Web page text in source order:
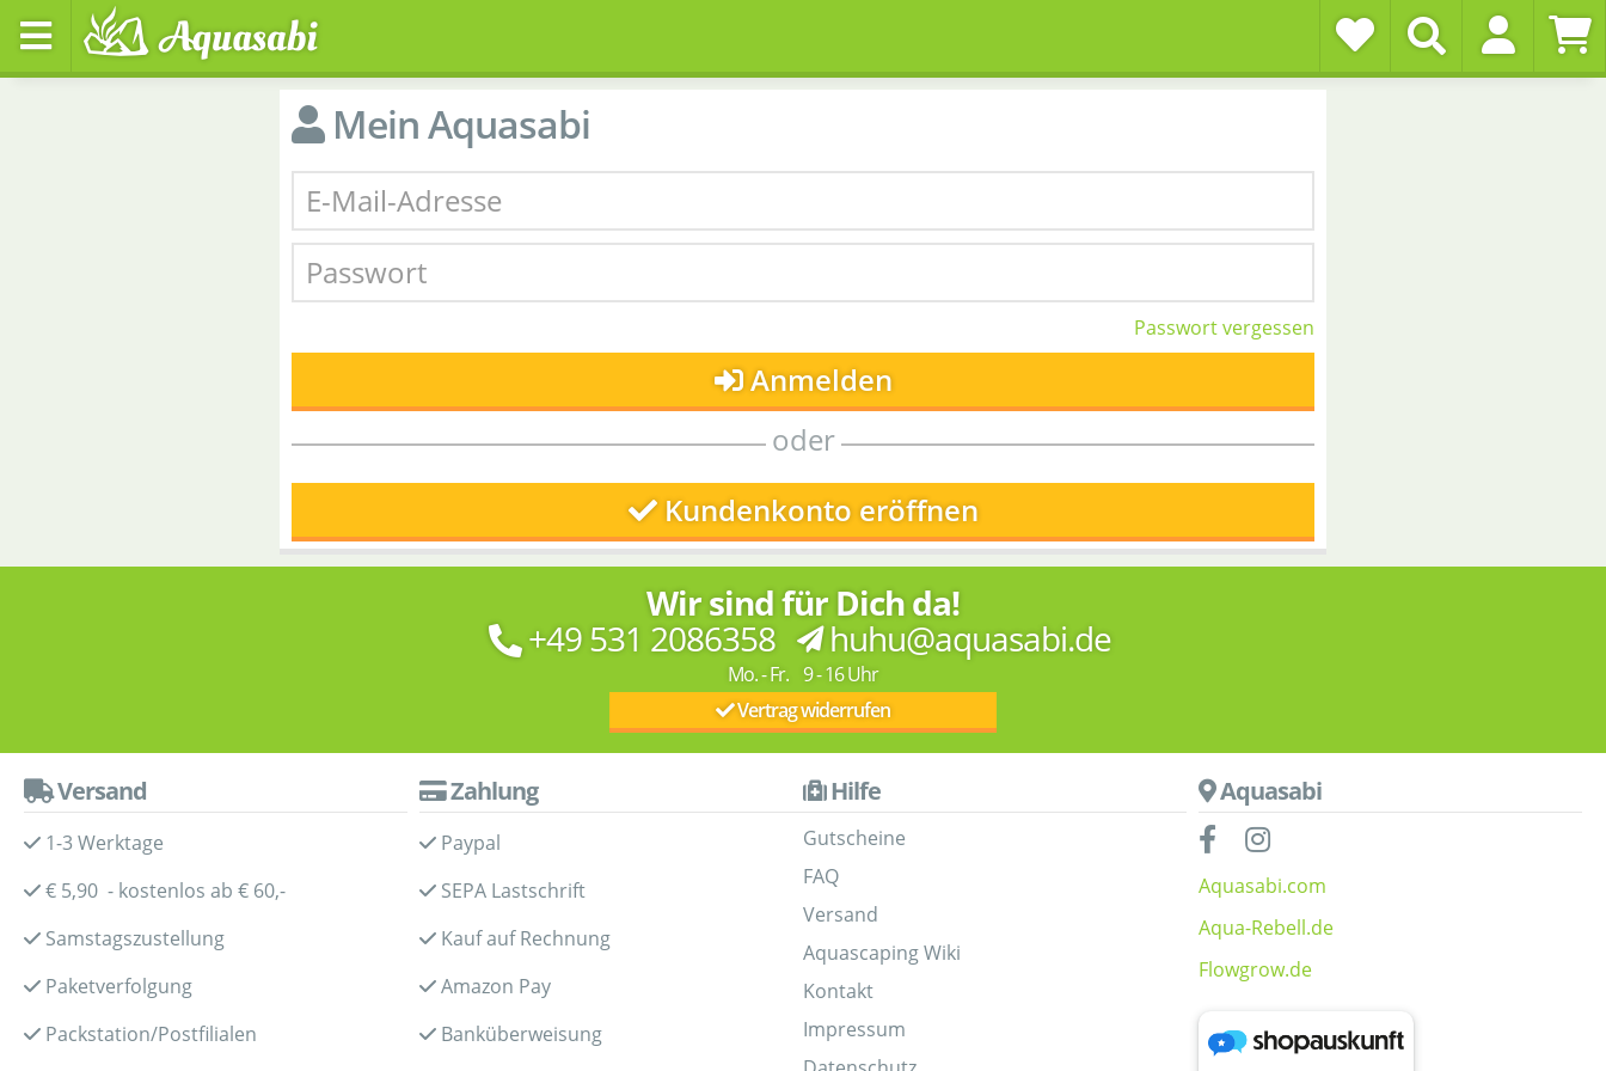
Mein Aquasabi
Passwort vergessen
Anmelden
oder
Kundenkonto eröffnen
Wir sind für Dich da!
+49 531 2086358 huhu@aquasabi.de
Mo. - Fr. 9 - 16 Uhr
Vertrag widerrufen
Versand
1-3 Werktage
€ 5,90 - kostenlos ab € 60,-
Samstagszustellung
Paketverfolgung
Packstation/Postfilialen
Zahlung
Paypal
SEPA Lastschrift
Kauf auf Rechnung
Amazon Pay
Banküberweisung
Hilfe
Gutscheine
FAQ
Versand
Aquascaping Wiki
Kontakt
Impressum
Aquasabi
Aquasabi.com
Aqua-Rebell.de
Flowgrow.de